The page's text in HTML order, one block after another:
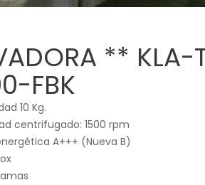
** KLA-
FBK
10 Kg.
centrifugado: 1500 rpm
A+++ (Nueva B)